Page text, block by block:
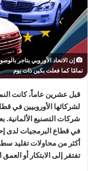
إن الاتحاد الأوروبي يتاجر
تمامًا كما فعلت بكين ذات يوم
قبل عشرين عاماً، كانت
لشركائها الأوروبيين في
شركات التصنيع
في قطاع البرمجيات لدى
أكثر من محاولات تقليد
تفتقر إلى الابتكار أو